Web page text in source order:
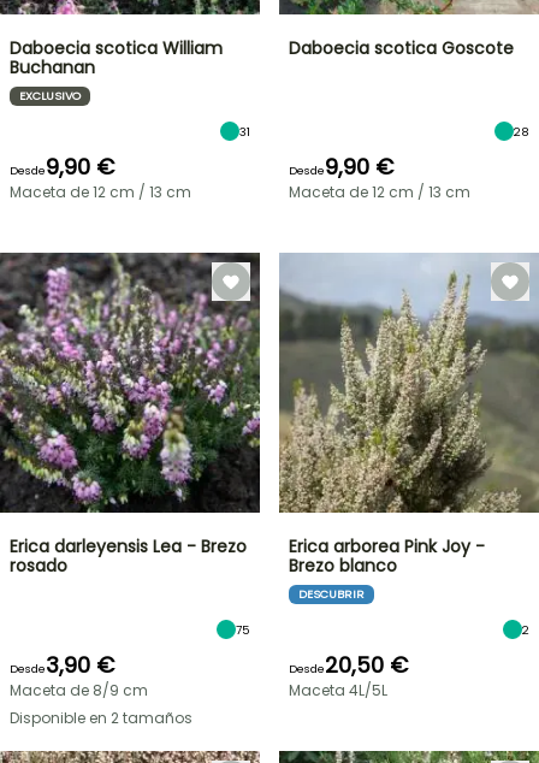
Daboecia scotica William
Buchanan
EXCLUSIVO
31
Desde9,90 €
Maceta de 12 cm / 13 cm
Daboecia scotica Goscote
28
Desde9,90 €
Maceta de 12 cm / 13 cm
Erica darleyensis Lea - Brezo
rosado
75
Desde3,90 €
Maceta de 8/9 cm
Disponible en 2 tamaños
Erica arborea Pink Joy -
Brezo blanco
DESCUBRIR
2
Desde20,50 €
Maceta 4L/5L